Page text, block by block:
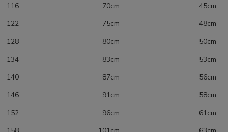
116 70cm 45cm
122 75cm 48cm
128 80cm 50cm
134 83cm 53cm
140 87cm 56cm
146 91cm 58cm
152 96cm 61cm